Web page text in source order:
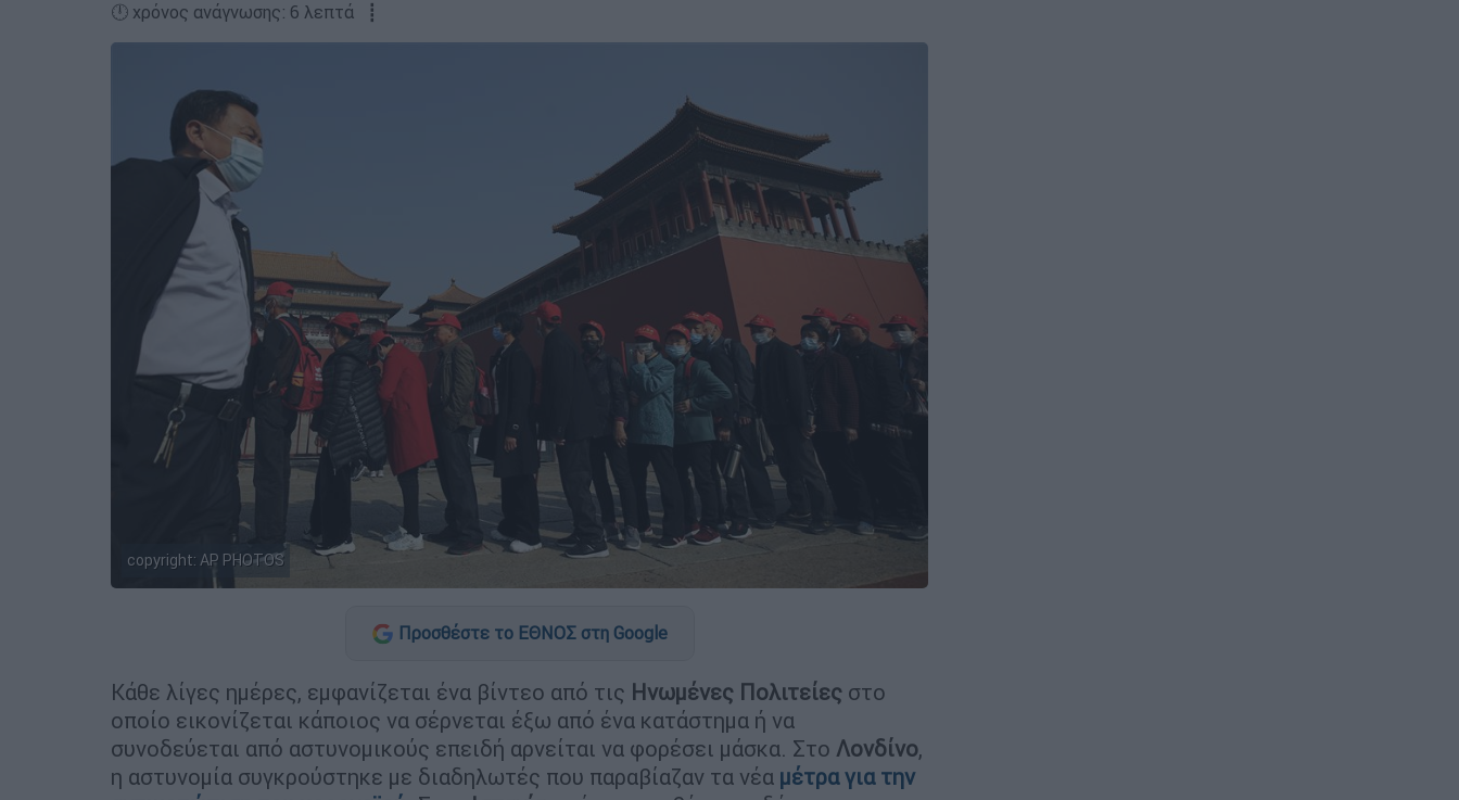
🕛 χρόνος ανάγνωσης: 6 λεπτά ┋
copyright: ΑP PHOTOS
Προσθέστε το ΕΘΝΟΣ στη Google
Κάθε λίγες ημέρες, εμφανίζεται ένα βίντεο από τις Ηνωμένες Πολιτείες στο
οποίο εικονίζεται κάποιος να σέρνεται έξω από ένα κατάστημα ή να
συνοδεύεται από αστυνομικούς επειδή αρνείται να φορέσει μάσκα. Στο Λονδίνο,
η αστυνομία συγκρούστηκε με διαδηλωτές που παραβίαζαν τα νέα μέτρα για την